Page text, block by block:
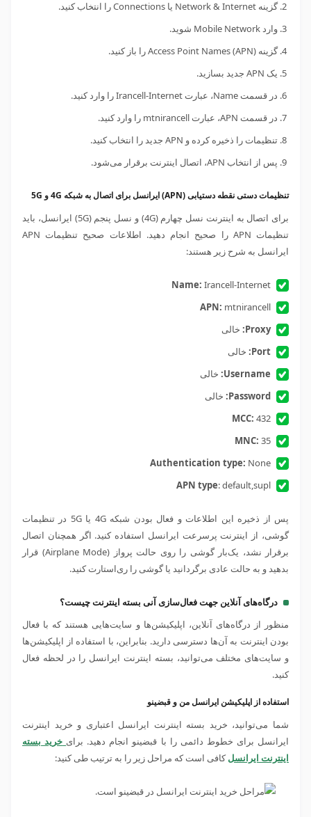
گزینه Network & Internet یا Connections را انتخاب کنید.
وارد Mobile Network شوید.
گزینه Access Point Names (APN) را باز کنید.
یک APN جدید بسازید.
در قسمت Name، عبارت Irancell-Internet را وارد کنید.
در قسمت APN، عبارت mtnirancell را وارد کنید.
تنظیمات را ذخیره کرده و APN جدید را انتخاب کنید.
پس از انتخاب APN، اتصال اینترنت برقرار می‌شود.
تنظیمات دستی نقطه دستیابی (APN) ایرانسل برای اتصال به شبکه 4G و 5G
برای اتصال به اینترنت نسل چهارم (4G ) و نسل پنجم (5G ) ایرانسل، باید
تنظیمات APN را صحیح انجام دهید. اطلاعات صحیح تنظیمات APN
ایرانسل به شرح زیر هستند:
Name: Irancell-Internet
APN: mtnirancell
Proxy: خالی
Port: خالی
Username: خالی
Password: خالی
MCC: 432
MNC: 35
Authentication type: None
APN type: default,supl
پس از ذخیره این اطلاعات و فعال بودن شبکه 4G یا 5G
در تنظیمات
گوشی، از اینترنت پرسرعت ایرانسل استفاده کنید. اگر همچنان اتصال
برقرار نشد، یک‌بار گوشی را روی حالت پرواز (Airplane Mode) قرار
بدهید و به حالت عادی برگردانید یا گوشی را ری‌استارت کنید.
درگاه‌های آنلاین جهت فعال‌سازی آنی بسته اینترنت چیست؟
منظور از درگاه‌های آنلاین، اپلیکیشن‌ها و سایت‌هایی هستند که با فعال
بودن اینترنت به آن‌ها دسترسی دارید. بنابراین، با استفاده از اپلیکیشن‌ها
و سایت‌های مختلف می‌توانید، بسته اینترنت ایرانسل را در لحظه فعال
کنید.
استفاده از اپلیکیشن ایرانسل من و قبضینو
شما می‌توانید، خرید بسته اینترنت ایرانسل اعتباری و خرید اینترنت
ایرانسل برای خطوط دائمی را با قبضینو انجام دهید. برای خرید بسته
اینترنت ایرانسلکافی است که مراحل زیر را به ترتیب طی کنید: